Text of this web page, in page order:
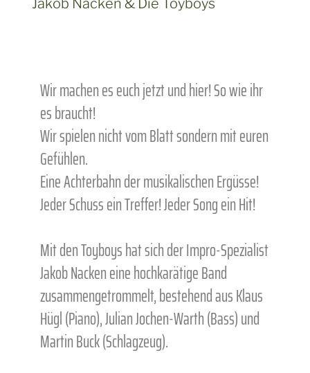
Jakob Nacken & Die Toyboys
Wir machen es euch jetzt und hier! So wie ihr
es braucht!
Wir spielen nicht vom Blatt sondern mit euren
Gefühlen.
Eine Achterbahn der musikalischen Ergüsse!
Jeder Schuss ein Treffer! Jeder Song ein Hit!
Mit den Toyboys hat sich der Impro-Spezialist
Jakob Nacken eine hochkarätige Band
zusammengetrommelt, bestehend aus Klaus
Hügl (Piano), Julian Jochen-Warth (Bass) und
Martin Buck (Schlagzeug).